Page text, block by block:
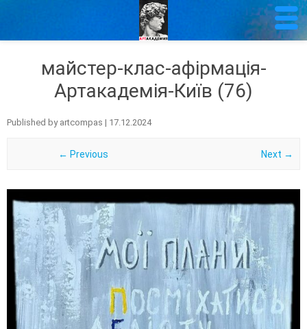
майстер-клас-афірмація-
Артакадемія-Київ (76)
Published by artcompas | 17.12.2024
← Previous Next →